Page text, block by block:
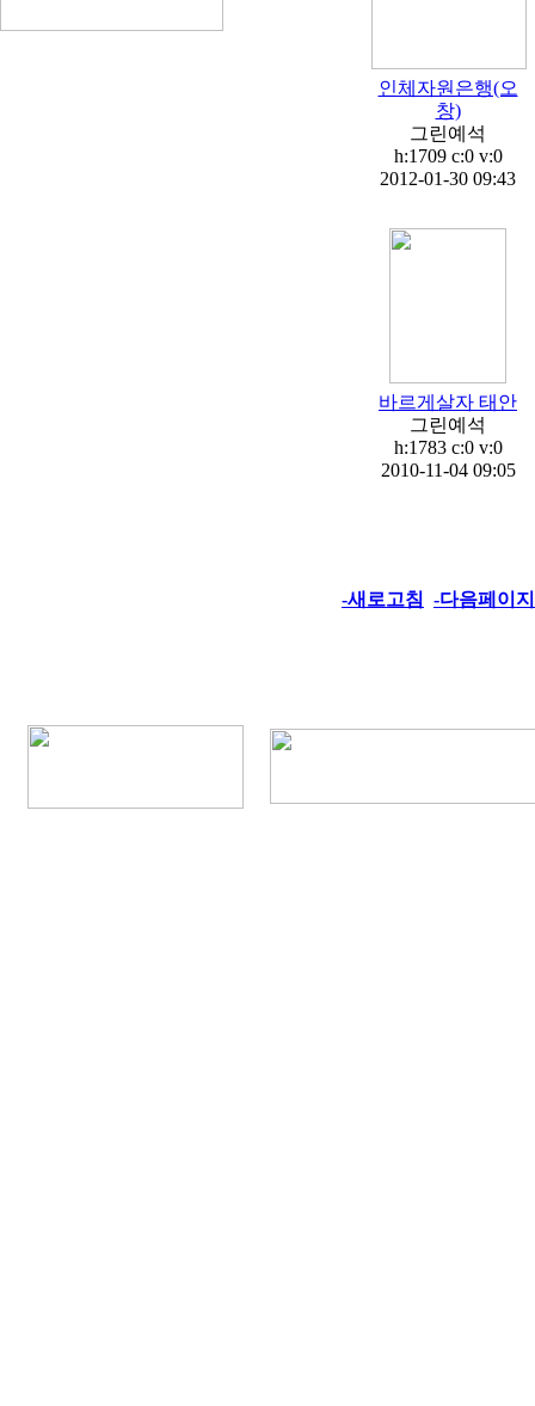
인체자원은행(오
창)
그린예석
h:1709 c:0 v:0
2012-01-30 09:43
바르게살자 태안
그린예석
h:1783 c:0 v:0
2010-11-04 09:05
-새로고침 -다음페이지